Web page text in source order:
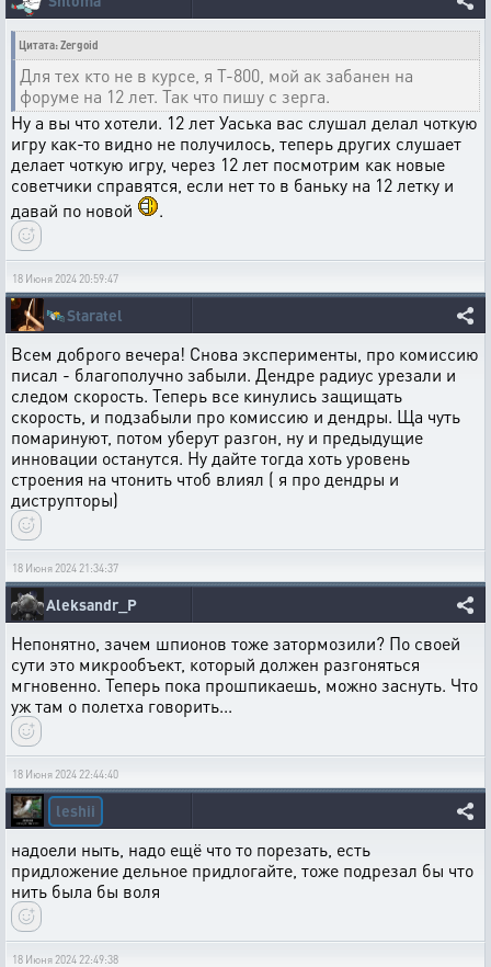
Цитата: Zergoid
Для тех кто не в курсе, я Т-800, мой ак забанен на
форуме на 12 лет. Так что пишу с зерга.
Ну а вы что хотели. 12 лет Уаська вас слушал делал чоткую
игру как-то видно не получилось, теперь других слушает
делает чоткую игру, через 12 лет посмотрим как новые
советчики справятся, если нет то в баньку на 12 летку и
давай по новой
.
18 Июня 2024 20:59:47
🛰️Staratel
Всем доброго вечера! Снова эксперименты, про комиссию
писал - благополучно забыли. Дендре радиус урезали и
следом скорость. Теперь все кинулись защищать
скорость, и подзабыли про комиссию и дендры. Ща чуть
помаринуют, потом уберут разгон, ну и предыдущие
инновации останутся. Ну дайте тогда хоть уровень
строения на чтонить чтоб влиял ( я про дендры и
диструпторы)
18 Июня 2024 21:34:37
Aleksandr_P
Непонятно, зачем шпионов тоже затормозили? По своей
сути это микрообъект, который должен разгоняться
мгновенно. Теперь пока прошпикаешь, можно заснуть. Что
уж там о полетха говорить...
18 Июня 2024 22:44:40
leshii
надоели ныть, надо ещё что то порезать, есть
придложение дельное придлогайте, тоже подрезал бы что
нить была бы воля
18 Июня 2024 22:49:38